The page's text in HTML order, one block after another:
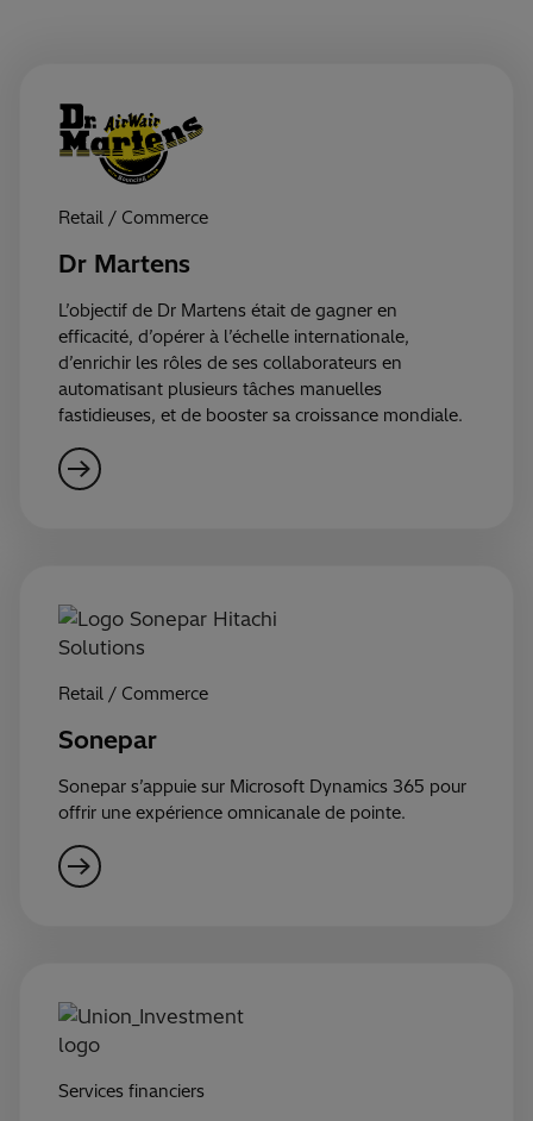
Retail / Commerce
Dr Martens
L’objectif de Dr Martens était de gagner en
efficacité, d’opérer à l’échelle internationale,
d’enrichir les rôles de ses collaborateurs en
automatisant plusieurs tâches manuelles
fastidieuses, et de booster sa croissance mondiale.
Retail / Commerce
Sonepar
Sonepar s’appuie sur Microsoft Dynamics 365 pour
offrir une expérience omnicanale de pointe.
Services financiers